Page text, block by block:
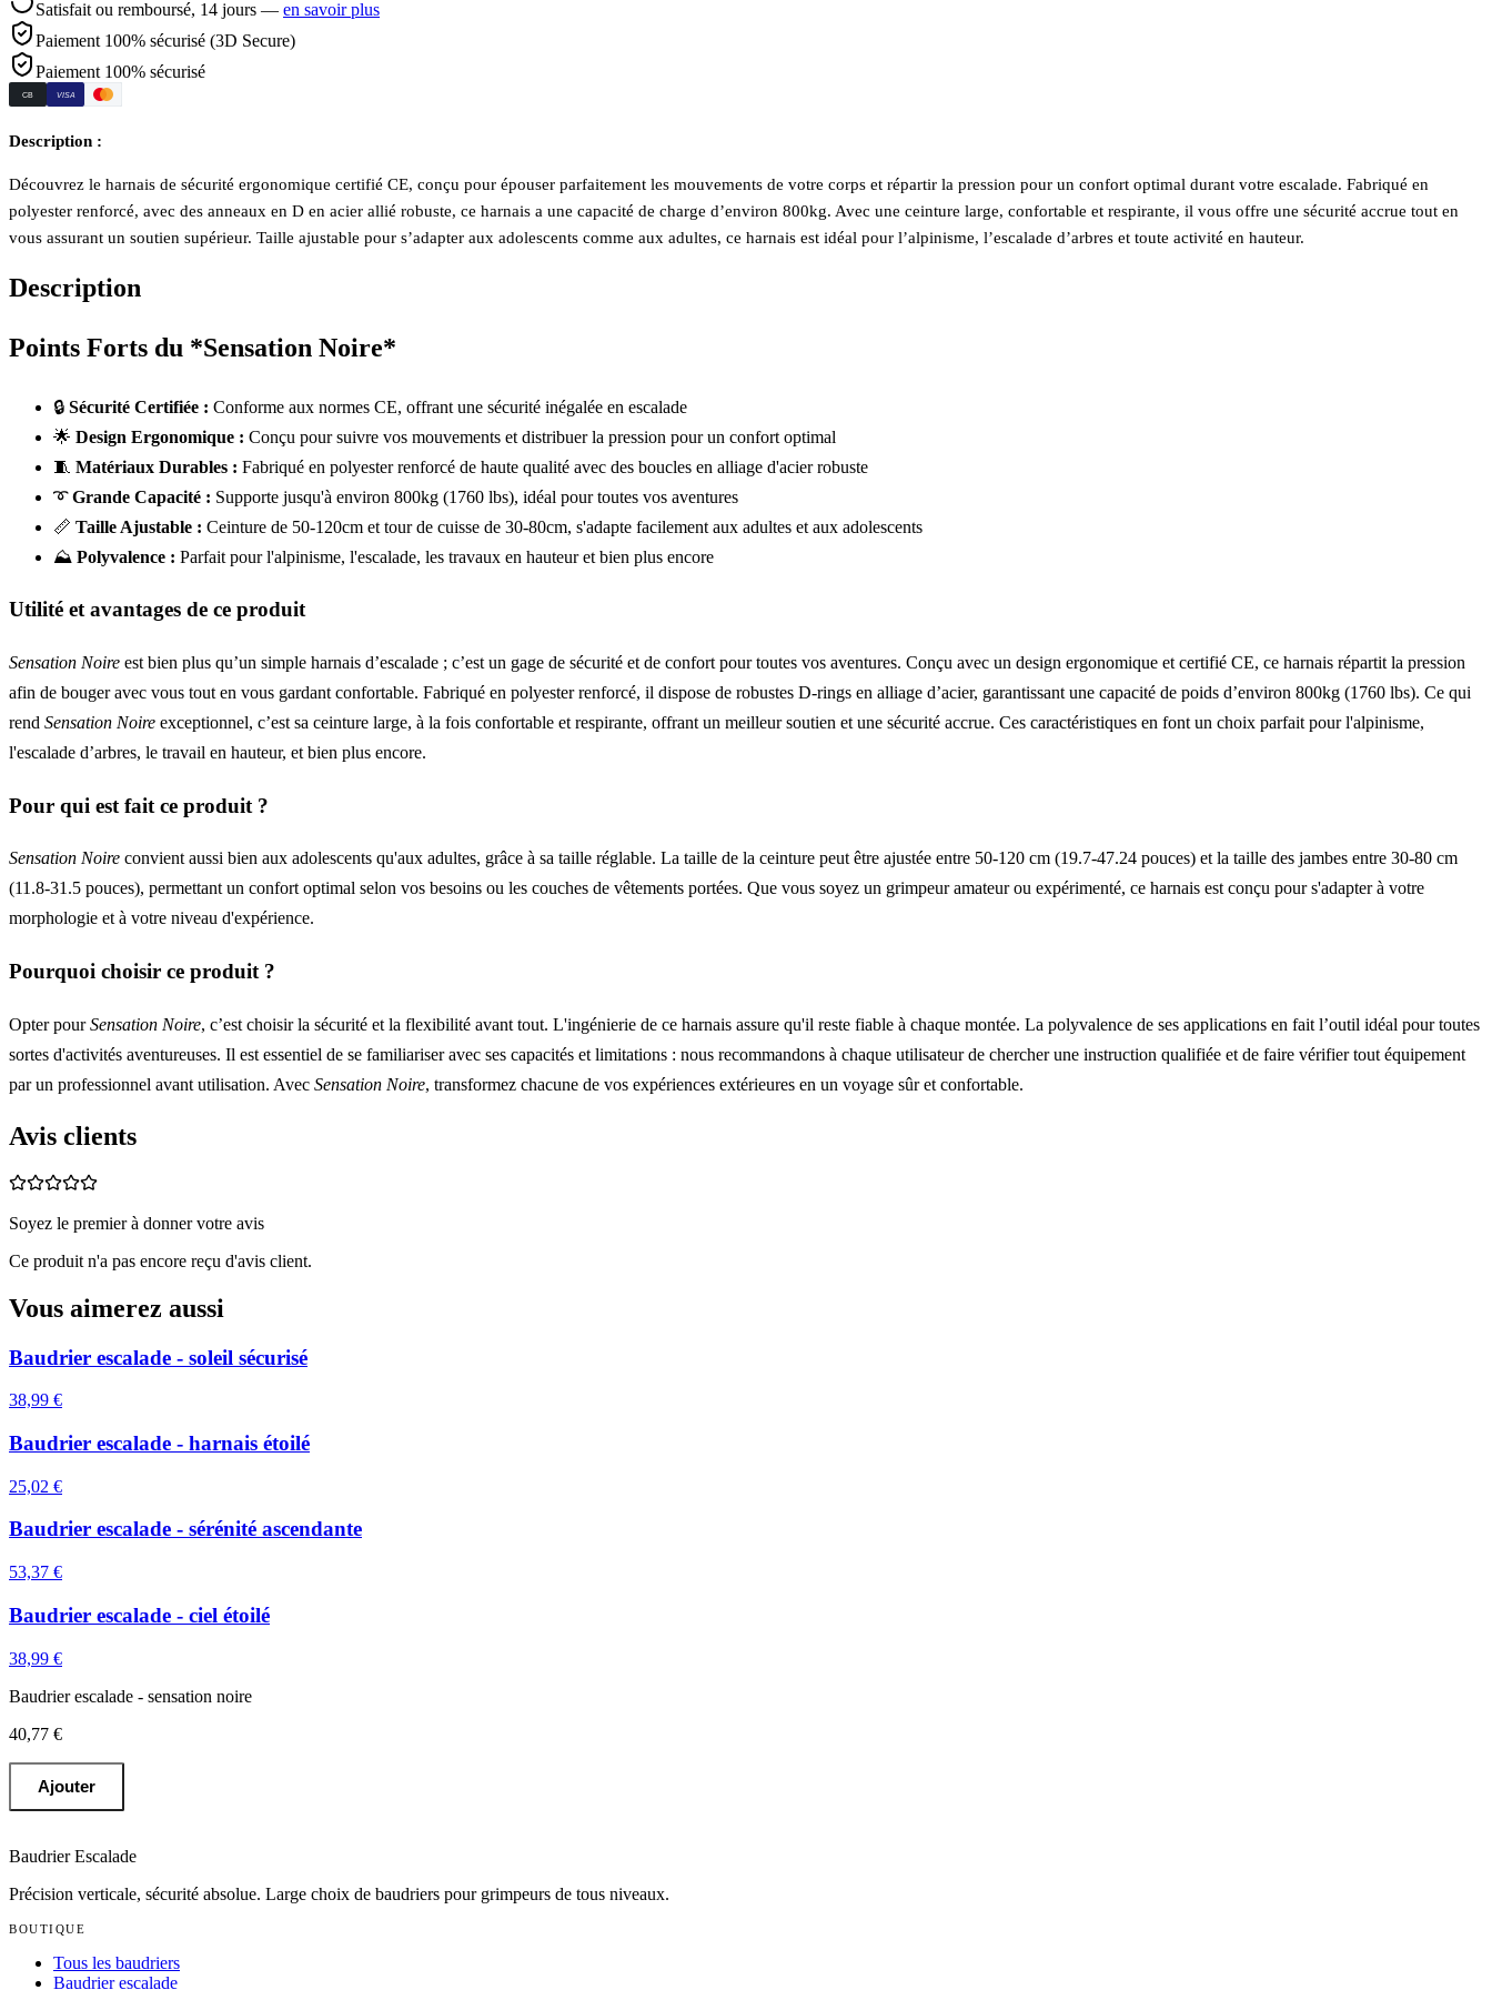
Satisfait ou remboursé, 14 jours — en savoir plus
Paiement 100% sécurisé (3D Secure)
Paiement 100% sécurisé
CB VISA
Description :
Découvrez le harnais de sécurité ergonomique certifié CE, conçu pour épouser parfaitement les mouvements de votre corps et répartir la pression pour un confort optimal durant votre escalade. Fabriqué en
polyester renforcé, avec des anneaux en D en acier allié robuste, ce harnais a une capacité de charge d’environ 800kg. Avec une ceinture large, confortable et respirante, il vous offre une sécurité accrue tout en
vous assurant un soutien supérieur. Taille ajustable pour s’adapter aux adolescents comme aux adultes, ce harnais est idéal pour l’alpinisme, l’escalade d’arbres et toute activité en hauteur.
Description
Points Forts du *Sensation Noire*
🔒 Sécurité Certifiée : Conforme aux normes CE, offrant une sécurité inégalée en escalade
🌟 Design Ergonomique : Conçu pour suivre vos mouvements et distribuer la pression pour un confort optimal
🧵 Matériaux Durables : Fabriqué en polyester renforcé de haute qualité avec des boucles en alliage d'acier robuste
➰Grande Capacité : Supporte jusqu'à environ 800kg (1760 lbs), idéal pour toutes vos aventures
📏 Taille Ajustable : Ceinture de 50-120cm et tour de cuisse de 30-80cm, s'adapte facilement aux adultes et aux adolescents
⛰️ Polyvalence : Parfait pour l'alpinisme, l'escalade, les travaux en hauteur et bien plus encore
Utilité et avantages de ce produit
Sensation Noire est bien plus qu’un simple harnais d’escalade ; c’est un gage de sécurité et de confort pour toutes vos aventures. Conçu avec un design ergonomique et certifié CE, ce harnais répartit la pression
afin de bouger avec vous tout en vous gardant confortable. Fabriqué en polyester renforcé, il dispose de robustes D-rings en alliage d’acier, garantissant une capacité de poids d’environ 800kg (1760 lbs). Ce qui
rend Sensation Noire exceptionnel, c’est sa ceinture large, à la fois confortable et respirante, offrant un meilleur soutien et une sécurité accrue. Ces caractéristiques en font un choix parfait pour l'alpinisme,
l'escalade d’arbres, le travail en hauteur, et bien plus encore.
Pour qui est fait ce produit ?
Sensation Noire convient aussi bien aux adolescents qu'aux adultes, grâce à sa taille réglable. La taille de la ceinture peut être ajustée entre 50-120 cm (19.7-47.24 pouces) et la taille des jambes entre 30-80 cm
(11.8-31.5 pouces), permettant un confort optimal selon vos besoins ou les couches de vêtements portées. Que vous soyez un grimpeur amateur ou expérimenté, ce harnais est conçu pour s'adapter à votre
morphologie et à votre niveau d'expérience.
Pourquoi choisir ce produit ?
Opter pourSensation Noire, c’est choisir la sécurité et la flexibilité avant tout. L'ingénierie de ce harnais assure qu'il reste fiable à chaque montée. La polyvalence de ses applications en fait l’outil idéal pour toutes
sortes d'activités aventureuses. Il est essentiel de se familiariser avec ses capacités et limitations : nous recommandons à chaque utilisateur de chercher une instruction qualifiée et de faire vérifier tout équipement
par un professionnel avant utilisation. Avec Sensation Noire, transformez chacune de vos expériences extérieures en un voyage sûr et confortable.
Avis clients
Soyez le premier à donner votre avis
Ce produit n'a pas encore reçu d'avis client.
Vous aimerez aussi
Baudrier escalade - soleil sécurisé
38,99 €
Baudrier escalade - harnais étoilé
25,02 €
Baudrier escalade - sérénité ascendante
53,37 €
Baudrier escalade - ciel étoilé
38,99 €
Baudrier escalade - sensation noire
40,77 €
Ajouter
Baudrier Escalade
Précision verticale, sécurité absolue. Large choix de baudriers pour grimpeurs de tous niveaux.
BOUTIQUE
Tous les baudriers
Baudrier escalade